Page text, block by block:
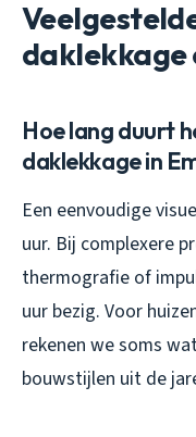
daklekkage
Hoe lang duurt
daklekkage in
Een eenvoudige
uur. Bij complexere
thermografie of
uur bezig. Voor
rekenen we soms
bouwstijlen uit de